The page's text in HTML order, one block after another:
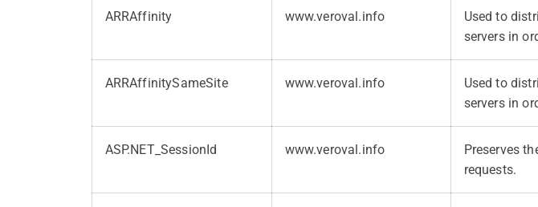
ARRAffinity www.veroval.info
Used to
servers in
ARRAffinitySameSite www.veroval.info
Used to
servers in
ASP.NET_SessionId www.veroval.info
Preserves
requests.